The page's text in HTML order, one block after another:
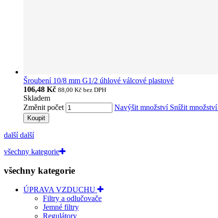
Šroubení 10/8 mm G1/2 úhlové válcové plastové
106,48 Kč 88,00 Kč bez DPH
Skladem
Změnit počet
Navýšit množství Snížit
Koupit
další další
všechny kategorie
všechny kategorie
ÚPRAVA VZDUCHU
Filtry a odlučovače
Jemné filtry
Regulátory